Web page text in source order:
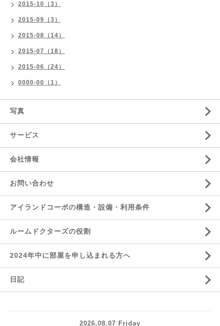
2015-10（3）
2015-09（3）
2015-08（14）
2015-07（18）
2015-06（24）
0000-00（1）
写真
サービス
会社情報
お問い合わせ
アイランドコーポの構造・設備・利用条件
ルームドクターズの役割
2024年中に部屋を申し込まれる方へ
日記
2026.08.07 Friday